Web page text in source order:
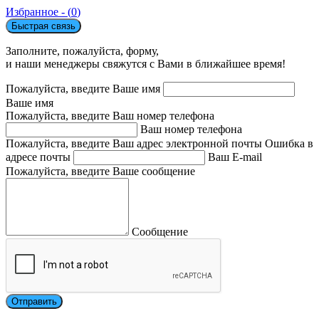
Избранное - (0)
Быстрая связь
Заполните, пожалуйста, форму,
и наши менеджеры свяжутся с Вами в ближайшее время!
Пожалуйста, введите Ваше имя
Ваше имя
Пожалуйста, введите Ваш номер телефона
Ваш номер телефона
Пожалуйста, введите Ваш адрес электронной почты Ошибка в
адресе почты
Ваш E-mail
Пожалуйста, введите Ваше сообщение
Сообщение